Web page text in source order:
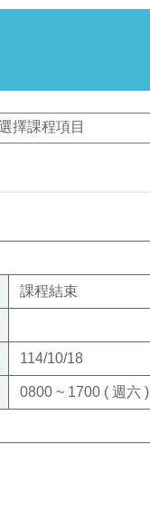
課程結束
114/10/18
0800 ~ 1700 ( 週六 )